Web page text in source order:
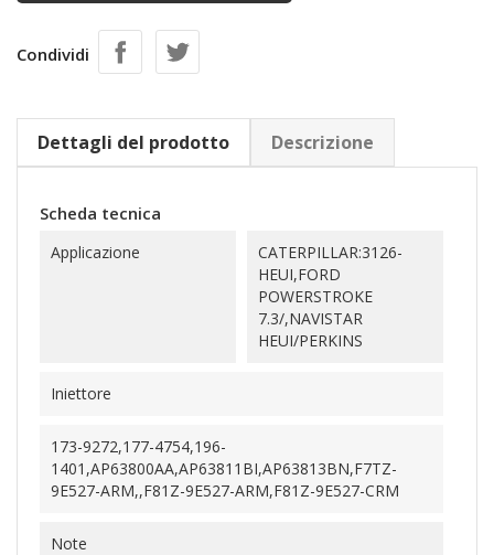
Condividi
Dettagli del prodotto Descrizione
Scheda tecnica
Applicazione
CATERPILLAR:3126-
HEUI,FORD
POWERSTROKE
7.3/,NAVISTAR
HEUI/PERKINS
Iniettore
173-9272,177-4754,196-
1401,AP63800AA,AP63811BI,AP63813BN,F7TZ-
9E527-ARM,,F81Z-9E527-ARM,F81Z-9E527-CRM
Note